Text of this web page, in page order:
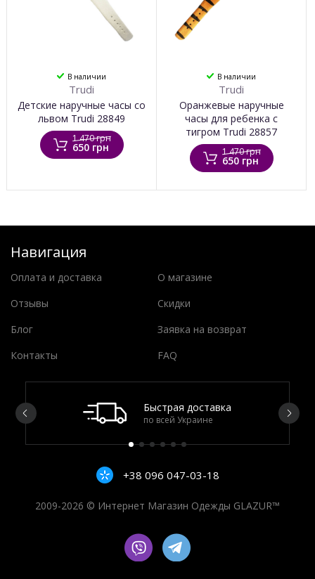
В наличии
Trudi
Детские наручные часы со
львом Trudi 28849
1 470 грн
650 грн
В наличии
Trudi
Оранжевые наручные
часы для ребенка с
тигром Trudi 28857
1 470 грн
650 грн
Навигация
Оплата и доставка
О магазине
Отзывы
Скидки
Блог
Заявка на возврат
Контакты
FAQ
Быстрая доставка
по всей Украине
+38 096 047-03-18
2009-2026 © Интернет Магазин Одежды GLAZUR™